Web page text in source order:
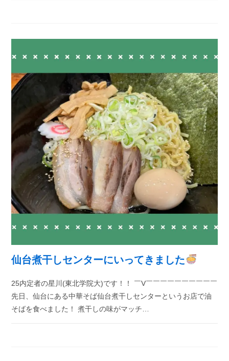
仙台煮干しセンターにいってきました
25内定者の星川(東北学院大)です！！ ￣V￣￣￣￣￣￣￣￣￣￣
先日、仙台にある中華そば仙台煮干しセンターというお店で油
そばを食べました！ 煮干しの味がマッチ…